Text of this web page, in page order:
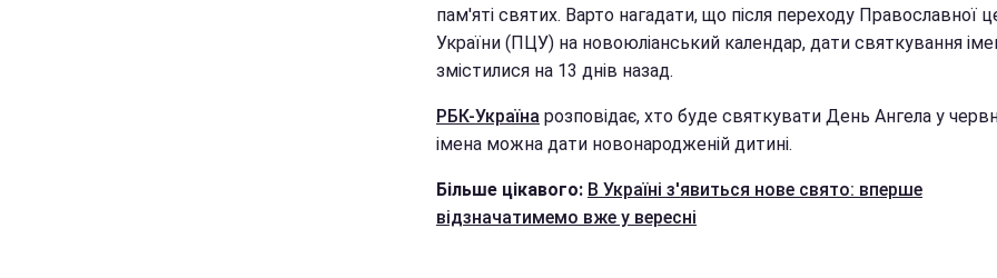
пам'яті святих. Варто нагадати, що після переходу Православної
України (ПЦУ) на новоюліанський календар, дати святкування
змістилися на 13 днів назад.
РБК-Україна розповідає, хто буде святкувати День Ангела у
імена можна дати новонародженій дитині.
Більше цікавого: В Україні з'явиться нове свято: вперше
відзначатимемо вже у вересні